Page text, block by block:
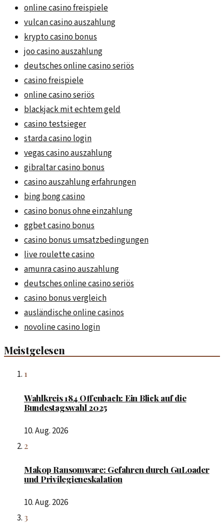
online casino freispiele
vulcan casino auszahlung
krypto casino bonus
joo casino auszahlung
deutsches online casino seriös
casino freispiele
online casino seriös
blackjack mit echtem geld
casino testsieger
starda casino login
vegas casino auszahlung
gibraltar casino bonus
casino auszahlung erfahrungen
bing bong casino
casino bonus ohne einzahlung
ggbet casino bonus
casino bonus umsatzbedingungen
live roulette casino
amunra casino auszahlung
deutsches online casino seriös
casino bonus vergleich
ausländische online casinos
novoline casino login
Meistgelesen
1
Wahlkreis 184 Offenbach: Ein Blick auf die
Bundestagswahl 2025
10. Aug. 2026
2
Makop Ransomware: Gefahren durch GuLoader
und Privilegieneskalation
10. Aug. 2026
3